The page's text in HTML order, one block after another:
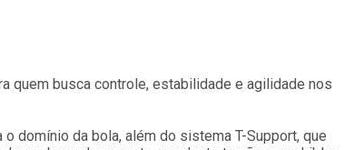
quem busca controle, estabilidade e agilidade nos
domínio da bola, além do sistema T-Support, que